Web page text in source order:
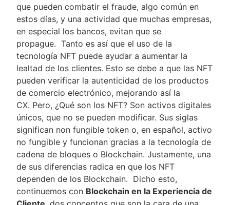
que pueden combatir el fraude, algo común en
estos días, y una actividad que muchas empresas,
en especial los bancos, evitan que se
propague. Tanto es así que el uso de la
tecnología NFT puede ayudar a aumentar la
lealtad de los clientes. Esto se debe a que las NFT
pueden verificar la autenticidad de los productos
de comercio electrónico, mejorando así la
CX. Pero, ¿Qué son los NFT? Son activos digitales
únicos, que no se pueden modificar. Sus siglas
significan non fungible token o, en español, activo
no fungible y funcionan gracias a la tecnología de
cadena de bloques o Blockchain. Justamente, una
de sus diferencias radica en que los NFT
dependen de los Blockchain. Dicho esto,
continuemos con Blockchain en la Experiencia de